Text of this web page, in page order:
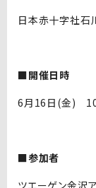
日本赤十字社石
■開催日時
6月16日(金)
■参加者
ツエーゲン金沢